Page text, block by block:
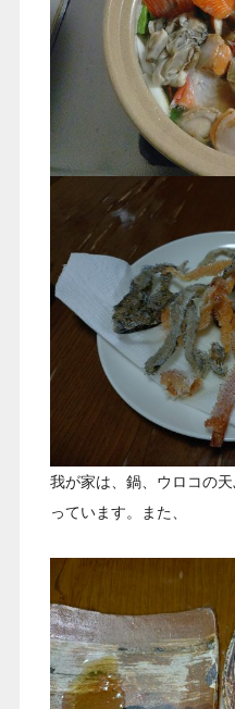
我が家は、鍋、ウロコの
っています。また、